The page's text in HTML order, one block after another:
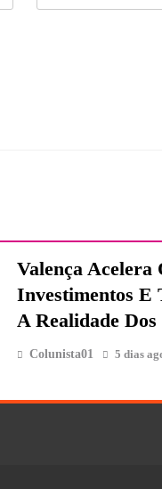
Valença Acelera
Investimentos E
A Realidade
Colunista01 5 dias